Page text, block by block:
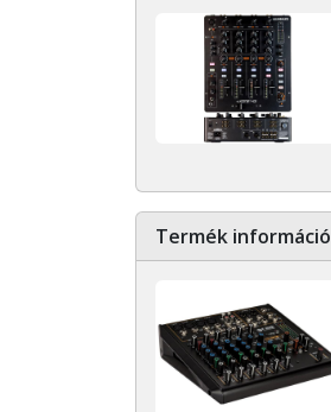
Termék információ